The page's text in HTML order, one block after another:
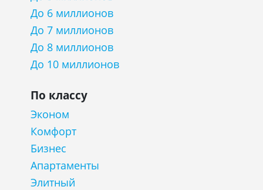
До 6 миллионов
До 7 миллионов
До 8 миллионов
До 10 миллионов
По классу
Эконом
Комфорт
Бизнес
Апартаменты
Элитный